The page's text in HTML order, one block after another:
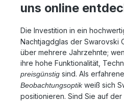
uns online
Die Investition in ein
Nachtjagdglas der Swarovski
über mehrere Jahrzehnte;
ihre hohe Funktionalität,
preisgünstig sind. Als
Beobachtungsoptikweiß sich
positionieren. Sind Sie auf der